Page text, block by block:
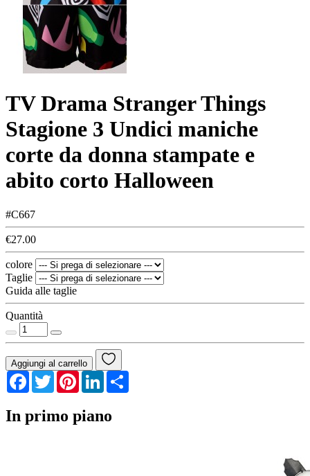
TV Drama Stranger Things
Stagione 3 Undici maniche
corte da donna stampate e
abito corto Halloween
#C667
€27.00
colore
Taglie
Guida alle taglie
Quantità
Aggiungi al carrello
Facebook
TwitterPinterestLinkedIn
In primo piano